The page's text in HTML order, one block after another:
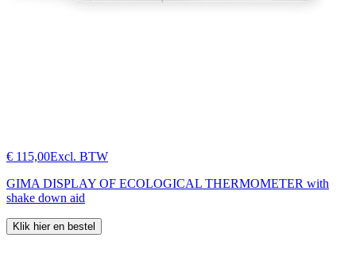
€ 115,00Excl. BTW
GIMA DISPLAY OF ECOLOGICAL THERMOMETER with
shake down aid
Klik hier en bestel